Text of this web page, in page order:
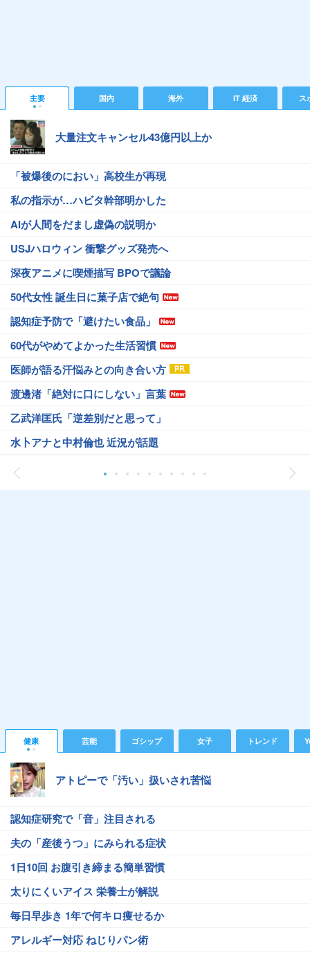
主要 国内 海外 IT 経済 ス
大量注文キャンセル43億円以上か
「被爆後のにおい」高校生が再現
私の指示が…ハビタ幹部明かした
AIが人間をだまし虚偽の説明か
USJハロウィン 衝撃グッズ発売へ
深夜アニメに喫煙描写 BPOで議論
50代女性 誕生日に菓子店で絶句
認知症予防で「避けたい食品」
60代がやめてよかった生活習慣
医師が語る汗悩みとの向き合い方
渡邊渚「絶対に口にしない」言葉
乙武洋匡氏「逆差別だと思って」
水卜アナと中村倫也 近況が話題
健康 芸能 ゴシップ 女子 トレンド
アトピーで「汚い」扱いされ苦悩
認知症研究で「音」注目される
夫の「産後うつ」にみられる症状
1日10回 お腹引き締まる簡単習慣
太りにくいアイス 栄養士が解説
毎日早歩き 1年で何キロ痩せるか
アレルギー対応 ねじりパン術